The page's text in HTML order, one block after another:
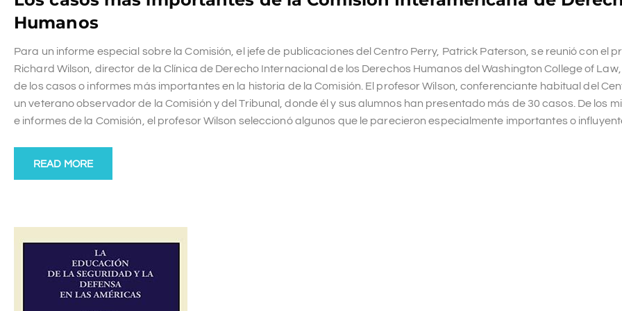
Humanos
Para un informe especial sobre la Comisión, el jefe de publicaciones del Centro Perry, Patrick Paterson, se reunió con el
Richard Wilson, director de la Clínica de Derecho Internacional de los Derechos Humanos del Washington College of
de los casos o informes más importantes en la historia de la Comisión. El profesor Wilson, conferenciante habitual del
un veterano observador de la Comisión y del Tribunal, donde él y sus alumnos han presentado más de 30 casos. De los
e informes de la Comisión, el profesor Wilson seleccionó algunos que le parecieron especialmente importantes o
READ MORE